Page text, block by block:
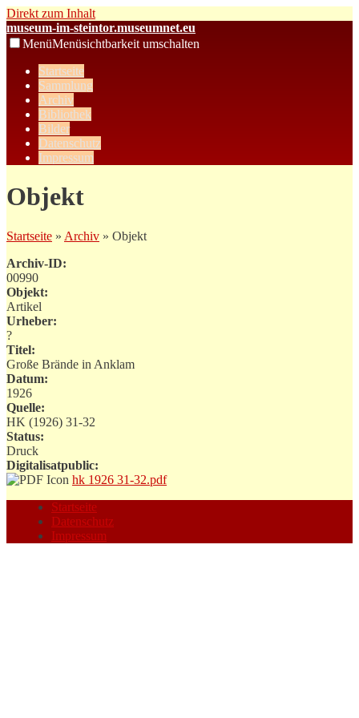
Direkt zum Inhalt
museum-im-steintor.museumnet.eu
MenüMenüsichtbarkeit umschalten
Startseite
Sammlung
Archiv
Bibliothek
Bilder
Datenschutz
Impressum
Objekt
Startseite » Archiv » Objekt
Archiv-ID:
00990
Objekt:
Artikel
Urheber:
?
Titel:
Große Brände in Anklam
Datum:
1926
Quelle:
HK (1926) 31-32
Status:
Druck
Digitalisatpublic:
hk 1926 31-32.pdf
Startseite
Datenschutz
Impressum